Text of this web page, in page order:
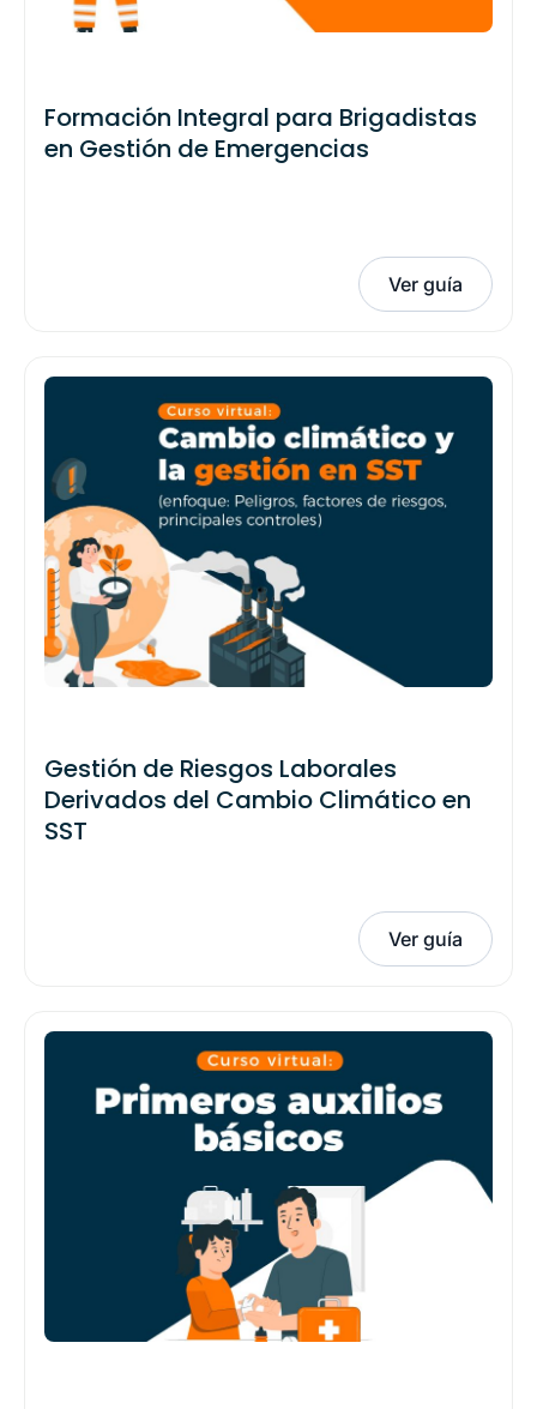
Formación Integral para Brigadistas
en Gestión de Emergencias
Ver guía
Gestión de Riesgos Laborales
Derivados del Cambio Climático en
SST
Ver guía